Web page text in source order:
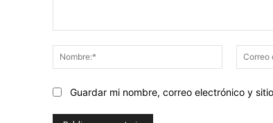
Nombre:*
Guardar mi nombre, correo electrónico y